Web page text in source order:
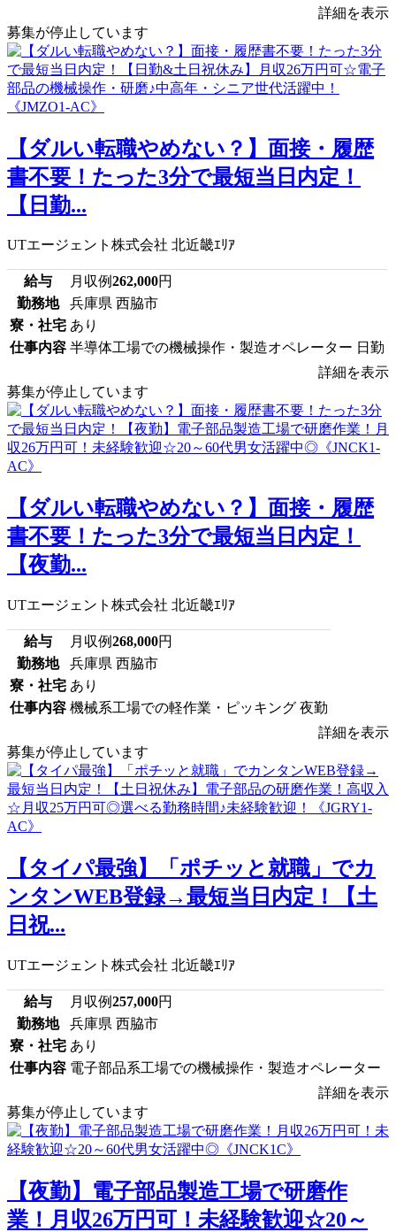
詳細を表示
募集が停止しています
【ダルい転職やめない？】面接・履歴
書不要！たった3分で最短当日内定！
【日勤...
UTエージェント株式会社 北近畿ｴﾘｱ
給与 月収例262,000円
勤務地
兵庫県 西脇市
寮・社宅 あり
仕事内容 半導体工場での機械操作・製造オペレーター 日勤
詳細を表示
募集が停止しています
【ダルい転職やめない？】面接・履歴
書不要！たった3分で最短当日内定！
【夜勤...
UTエージェント株式会社 北近畿ｴﾘｱ
給与 月収例268,000円
勤務地
兵庫県 西脇市
寮・社宅 あり
仕事内容 機械系工場での軽作業・ピッキング 夜勤
詳細を表示
募集が停止しています
【タイパ最強】「ポチッと就職」でカ
ンタンWEB登録→最短当日内定！【土
日祝...
UTエージェント株式会社 北近畿ｴﾘｱ
給与 月収例257,000円
勤務地
兵庫県 西脇市
寮・社宅 あり
仕事内容 電子部品系工場での機械操作・製造オペレーター
詳細を表示
募集が停止しています
【夜勤】電子部品製造工場で研磨作
業！月収26万円可！未経験歓迎☆20～